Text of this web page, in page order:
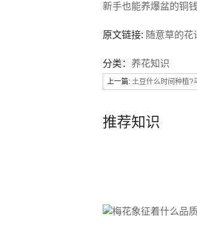
新手也能养爆盆的铜
原文链接: 随意草的花
分类： 养花知识
上一篇: 土豆什么时间种植?
推荐知识